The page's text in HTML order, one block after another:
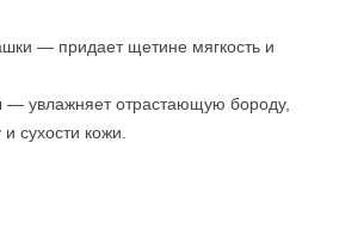
— придает щетине мягкость и
— увлажняет отрастающую бороду,
сухости кожи.